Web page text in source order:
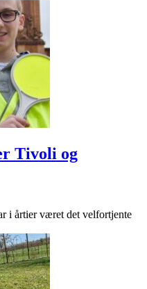
Tivoli og
i årtier været det velfortjente